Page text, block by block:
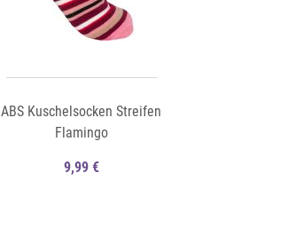
ABS Kuschelsocken Streifen
Flamingo
9,99 €